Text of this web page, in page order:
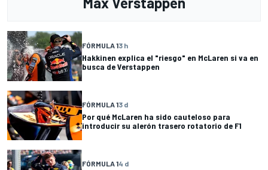
FÓRMULA 13 h
Hakkinen explica el "riesgo" en McLaren si va en
busca de Verstappen
FÓRMULA 13 d
Por qué McLaren ha sido cauteloso para
introducir su alerón trasero rotatorio de F1
FÓRMULA 14 d